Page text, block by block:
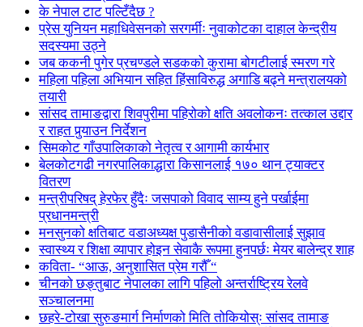
के नेपाल टाट पल्टिँदैछ ?
प्रेस युनियन महाधिवेसनको सरगर्मीः नुवाकोटका दाहाल केन्द्रीय
सदस्यमा उठ्ने
जब ककनी पुगेर प्रचण्डले सडकको कुरामा बोगटीलाई स्मरण गरे
महिला पहिला अभियान सहित हिंसाविरुद्ध अगाडि बढ्ने मन्त्रालयको
तयारी
सांसद तामाङद्वारा शिवपुरीमा पहिरोको क्षति अवलोकनः तत्काल उद्दार
र राहत पुर्‍याउन निर्देशन
सिमकोट गाँउपालिकाको नेतृत्व र आगामी कार्यभार
बेलकोटगढी नगरपालिकाद्धारा किसानलाई १७० थान ट्याक्टर
वितरण
मन्त्रीपरिषद् हेरफेर हुँदैः जसपाको विवाद साम्य हुने पर्खाईमा
प्रधानमन्त्री
मनसुनको क्षतिबाट वडाअध्यक्ष पुडासैनीको वडावासीलाई सुझाव
स्वास्थ्य र शिक्षा व्यापार होइन सेवाकै रूपमा हुनपर्छः मेयर बालेन्द्र शाह
कविता- “आऊ, अनुशासित प्रेम गरौँ “
चीनको छङ्तुबाट नेपालका लागि पहिलो अन्तर्राष्ट्रिय रेलवे
सञ्चालनमा
छहरे-टोखा सुरुङमार्ग निर्माणको मिति तोकियोस्ः सांसद तामाङ